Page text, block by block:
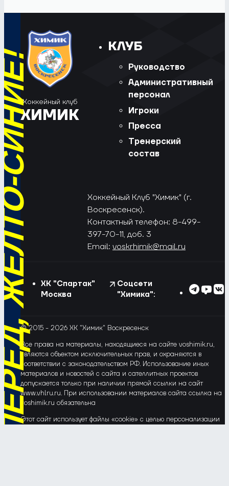
СИНИЕ!
Хоккейный клуб
ХИМИК
КЛУБ
Руководство
Административный
персонал
Игроки
Пресса
Тренерский
состав
Хоккейный Клуб "Химик" (г.
Воскресенск).
Контактный телефон: 8-499-
397-70-11, доб. 3
Email: voskrhimik@mail.ru
ХК "Спартак"
Москва
Соцсети
"Химика":
© 2015 - 2026 ХК "Химик" Воскресенск
Все права на материалы, находящиеся на сайте voshimik.ru,
являются объектом исключительных прав, и охраняются в
соответствии с законодательством РФ. Использование иных
материалов и новостей с сайта и сателлитных проектов
допускается только при наличии прямой ссылки на сайт
www.vhlru.ru. При использовании материалов сайта ссылка на
voshimik.ru обязательна
Этот сайт использует файлы «cookie» с целью персонализации